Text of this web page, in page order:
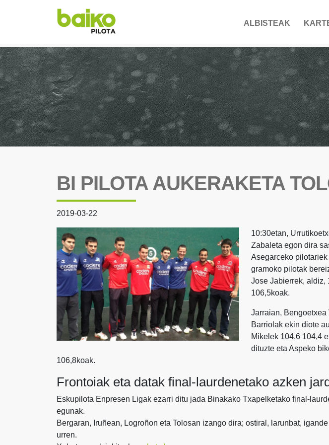
ALBISTEAK
BI PILOTA AUKERAKETA
2019-03-22
10:30etan,
Zabaleta egon dira
Asegarceko
gramoko pilotak
Jose Jabierrek, aldiz,
106,5koak.
Jarraian, Bengoetxea
Barriolak ekin diote
Mikelek 104,6 104,4
dituzte eta Aspeko
106,8koak.
Frontoiak eta datak final-laurdenetako azken
Eskupilota Enpresen Ligak ezarri ditu jada Binakako Txapelketako final-
egunak.
Bergaran, Iruñean, Logroñon eta Tolosan izango dira; ostiral, larunbat,
urren.